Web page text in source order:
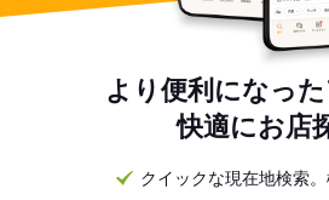
より便利になっ
快適にお店
クイックな現在地検索